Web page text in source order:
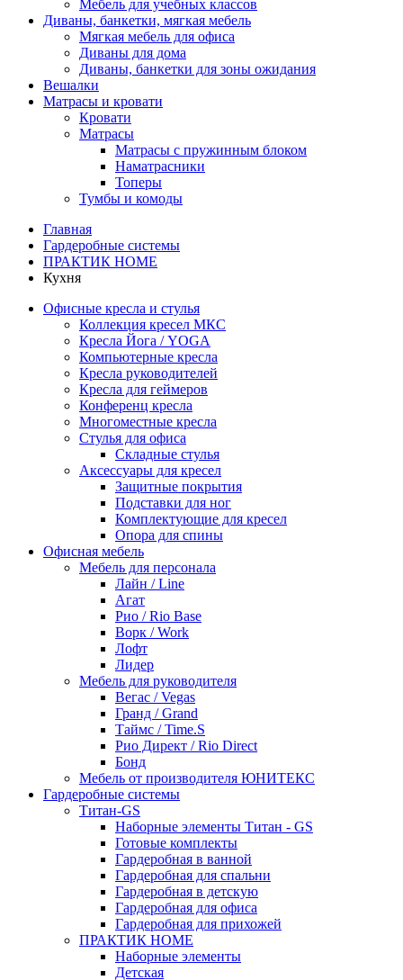
Мебель для учебных классов
Диваны, банкетки, мягкая мебель
Мягкая мебель для офиса
Диваны для дома
Диваны, банкетки для зоны ожидания
Вешалки
Матрасы и кровати
Кровати
Матрасы
Матрасы с пружинным блоком
Наматрасники
Топеры
Тумбы и комоды
Главная
Гардеробные системы
ПРАКТИК HOME
Кухня
Офисные кресла и стулья
Коллекция кресел МКС
Кресла Йога / YOGA
Компьютерные кресла
Кресла руководителей
Кресла для геймеров
Конференц кресла
Многоместные кресла
Стулья для офиса
Складные стулья
Аксессуары для кресел
Защитные покрытия
Подставки для ног
Комплектующие для кресел
Опора для спины
Офисная мебель
Мебель для персонала
Лайн / Line
Агат
Рио / Rio Base
Ворк / Work
Лофт
Лидер
Мебель для руководителя
Вегас / Vegas
Гранд / Grand
Таймс / Time.S
Рио Директ / Rio Direct
Бонд
Мебель от производителя ЮНИТЕКС
Гардеробные системы
Титан-GS
Наборные элементы Титан - GS
Готовые комплекты
Гардеробная в ванной
Гардеробная для спальни
Гардеробная в детскую
Гардеробная для офиса
Гардеробная для прихожей
ПРАКТИК HOME
Наборные элементы
Детская